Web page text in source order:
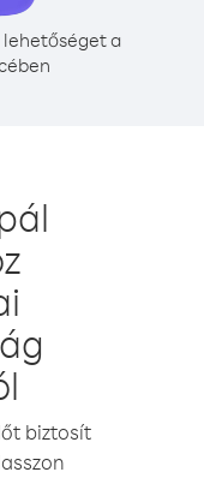
lehetőséget a
biztosít